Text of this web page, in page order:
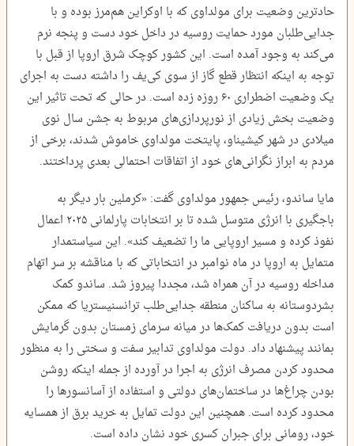
حادترین وضعیت برای مولداوی که با اوکراین هم‌مرز بوده و با
جدایی‌طلبان مورد حمایت روسیه در داخل خود دست و پنجه نرم
می‌کند به وجود آمده است. این کشور کوچک شرق اروپا از قبل با
توجه به اینکه انتظار قطع گاز از سوی کی‌یف را داشته دست به اجرای
یک وضعیت اضطراری ۶۰ روزه زده است. در حالی که تحت تاثیر این
وضعیت بخش زیادی از نورپردازی‌های مربوط به جشن سال نوی
میلادی در شهر کیشیناو، پایتخت مولداوی خاموش شدند، برخی از
مردم به ابراز نگرانی‌های خود از اتفاقات احتمالی بعدی پرداختند.
مایا ساندو، رئیس جمهور مولداوی گفت: «کرملین بار دیگر به
باجگیری با انرژی متوسل شده تا بر انتخابات پارلمانی ۲۰۲۵ اعمال
نفوذ کرده و مسیر اروپایی ما را تضعیف کند». این سیاستمدار
متمایل به اروپا در ماه نوامبر در انتخاباتی که با مناقشه بر سر اتهام
مداخله روسیه در آن همراه شد، مجددا پیروز شد. ساندو کمک
بشردوستانه به ساکنان منطقه جدایی‌طلب ترانسنیستریا که ممکن
است بدون دریافت کمک‌ها در میانه سرمای زمستان بدون گرمایش
بمانند پیشنهاد داد. دولت مولداوی تدابیر سفت و سختی را به منظور
محدود کردن مصرف انرژی به اجرا در آورده از جمله اینکه روشن
بودن چراغ‌ها در ساختمان‌های دولتی و استفاده از آسانسورها را
محدود کرده است. همچنین این دولت تمایل به خرید برق از همسایه
خود، رومانی برای جبران کسری خود نشان داده است.